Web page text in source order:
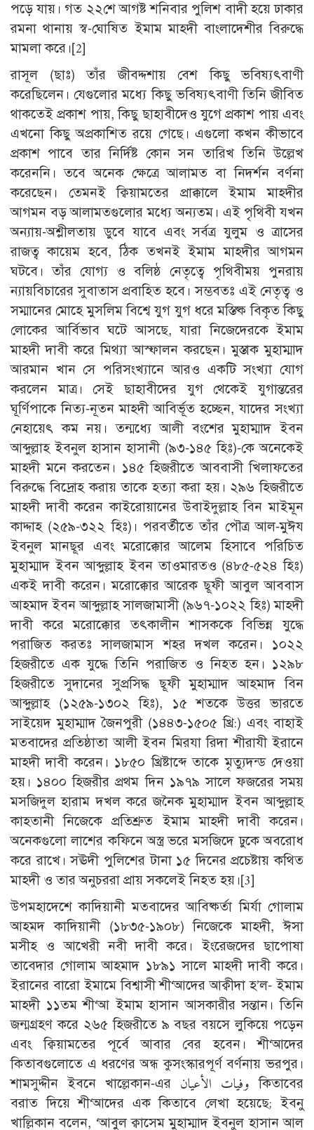
পড়ে যায়। গত ২২শে আগষ্ট শনিবার পুলিশ বাদী হয়ে ঢাকার
রমনা থানায় স্ব-ঘোষিত ইমাম মাহদী বাংলাদেশীর বিরুদ্ধে
মামলা করে।[2]
রাসূল (ছাঃ) তাঁর জীবদ্দশায় বেশ কিছু ভবিষ্যৎবাণী
করেছিলেন। যেগুলোর মধ্যে কিছু ভবিষ্যৎবাণী তিনি জীবিত
থাকতেই প্রকাশ পায়, কিছু ছাহাবীদেও যুগে প্রকাশ পায় এবং
এখনো কিছু অপ্রকাশিত রয়ে গেছে। এগুলো কখন কীভাবে
প্রকাশ পাবে তার নির্দিষ্ট কোন সন তারিখ তিনি উল্লেখ
করেননি। তবে অনেক ক্ষেত্রে আলামত বা নিদর্শন বর্ণনা
করেছেন। তেমনই ক্বিয়ামতের প্রাক্কালে ইমাম মাহদীর
আগমন বড় আলামতগুলোর মধ্যে অন্যতম। এই পৃথিবী যখন
অন্যায়-অশ্লীলতায় ডুবে যাবে এবং সর্বত্র যুলুম ও ত্রাসের
রাজত্ব কায়েম হবে, ঠিক তখনই ইমাম মাহদীর আগমন
ঘটবে। তাঁর যোগ্য ও বলিষ্ঠ নেতৃত্বে পৃথিবীময় পুনরায়
ন্যায়বিচারের সুবাতাস প্রবাহিত হবে। সম্ভবতঃ এই নেতৃত্ব ও
সম্মানের মোহে মুসলিম বিশ্বে যুগ যুগ ধরে মস্তিষ্ক বিকৃত কিছু
লোকের আর্বিভাব ঘটে আসছে, যারা নিজেদেরকে ইমাম
মাহদী দাবী করে মিথ্যা আস্ফালন করছেন। মুস্তাক মুহাম্মাদ
আরমান খান সে পরিসংখ্যানে আরও একটি সংখ্যা যোগ
করলেন মাত্র। সেই ছাহাবীদের যুগ থেকেই যুগান্তরের
ঘূর্ণিপাকে নিত্য-নূতন মাহদী আবির্ভূত হচ্ছেন, যাদের সংখ্যা
নেহায়েৎ কম নয়। তন্মধ্যে আলী বংশের মুহাম্মাদ ইবন
আব্দুল্লাহ ইবনুল হাসান হাসানী (৯৩-১৪৫ হিঃ)-কে অনেকেই
মাহদী মনে করতেন। ১৪৫ হিজরীতে আববাসী খিলাফতের
বিরুদ্ধে বিদ্রোহ করায় তাকে হত্যা করা হয়। ২৯৬ হিজরীতে
মাহদী দাবী করেন কাইরোয়ানের উবাইদুল্লাহ বিন মাইমূন
কাদ্দাহ (২৫৯-৩২২ হিঃ)। পরবর্তীতে তাঁর পৌত্র আল-মুঈয
ইবনুল মানছূর এবং মরোক্কোর আলেম হিসাবে পরিচিত
মুহাম্মাদ ইবন আব্দুল্লাহ ইবন তাওমারতও (৪৮৫-৫২৪ হিঃ)
একই দাবী করেন। মরোক্কোর আরেক ছূফী আবুল আববাস
আহমাদ ইবন আব্দুল্লাহ সালজামাসী (৯৬৭-১০২২ হিঃ) মাহদী
দাবী করে মরোক্কোর তৎকালীন শাসককে বিভিন্ন যুদ্ধে
পরাজিত করতঃ সালজামাস শহর দখল করেন। ১০২২
হিজরীতে এক যুদ্ধে তিনি পরাজিত ও নিহত হন। ১২৯৮
হিজরীতে সুদানের সুপ্রসিদ্ধ ছূফী মুহাম্মাদ আহমাদ বিন
আব্দুল্লাহ (১২৫৯-১৩০২ হিঃ), ১৫ শতকে উত্তর ভারতে
সাইয়েদ মুহাম্মাদ জৈনপুরী (১৪৪৩-১৫০৫ খ্রি:) এবং বাহাই
মতবাদের প্রতিষ্ঠাতা আলী ইবন মিরযা রিদা শীরাযী ইরানে
মাহদী দাবী করেন। ১৮৫০ খ্রিষ্টাব্দে তাকে মৃত্যুদন্ড দেওয়া
হয়। ১৪০০ হিজরীর প্রথম দিন ১৯৭৯ সালে ফজরের সময়
মসজিদুল হারাম দখল করে জনৈক মুহাম্মাদ ইবন আব্দুল্লাহ
কাহতানী নিজেকে প্রতিশ্রুত ইমাম মাহদী দাবী করেন।
অনেকগুলো লাশের কফিনে অস্ত্র ভরে মসজিদে ঢুকে অবরোধ
করে রাখে। সঊদী পুলিশের টানা ১৫ দিনের প্রচেষ্টায় কথিত
মাহদী ও তার অনুচররা প্রায় সকলেই নিহত হয়।[3]
উপমহাদেশে কাদিয়ানী মতবাদের আবিষ্কর্তা মির্যা গোলাম
আহমদ কাদিয়ানী (১৮৩৫-১৯০৮) নিজেকে মাহদী, ঈসা
মসীহ ও আখেরী নবী দাবী করে। ইংরেজদের ছাপোষা
তাবেদার গোলাম আহমাদ ১৮৯১ সালে মাহদী দাবী করে।
ইরানের বারো ইমামে বিশ্বাসী শী‘আদের আক্বীদা হ’ল- ইমাম
মাহদী ১১তম শী‘আ ইমাম হাসান আসকারীর সন্তান। তিনি
জন্মগ্রহণ করে ২৬৫ হিজরীতে ৯ বছর বয়সে লুকিয়ে পড়েন
এবং ক্বিয়ামতের পূর্বে আবার বের হবেন। শী‘আদের
কিতাবগুলোতে এ ধরণের অন্ধ কুসংস্কারপূর্ণ বর্ণনায় ভরপুর।
শামসুদ্দীন ইবনে খাল্লেকান-এর وفيات الأعيان কিতাবের
বরাত দিয়ে শী‘আদের এক কিতাবে লেখা হয়েছে; ইবনু
খাল্লিকান বলেন, ‘আবুল ক্বাসেম মুহাম্মাদ ইবনুল হাসান আল